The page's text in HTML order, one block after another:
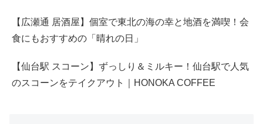
【広瀬通 居酒屋】個室で東北の海の幸と地酒を満喫！会
食にもおすすめの「晴れの日」
【仙台駅 スコーン】ずっしり＆ミルキー！仙台駅で人気
のスコーンをテイクアウト｜HONOKA COFFEE